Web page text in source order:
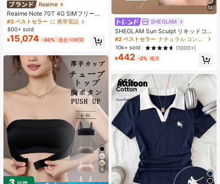
Realme
Realme Note 70T 4G SIMフリー携
帯電話 4GB+64GB/4GB+128GB/4G
B+256GB グローバル版 4G LTE、A
ndroid 15 スマートフォン、50MP AI
カメラ、90Hz ディスプレイ モバイ
ルフォン プラスライト、6000mAh
大容量バッテリー、15W 急速充電、
オクタコアチップセット、アダプタ
ーなし、ベトナムでSIMロック
#3 ベストセラー に 携帯電話
800+ sold
¥15,074 -30% 過去10時間
4
14
SHEGLAM
SHEGLAM Sun Sculpt リキッドコン
ター-Soft Tan ノーズシャドウ シェ
ーディング 女性と女の子のためのブ
ランドビューティーコスメメイクア
ップ
#2 ベストセラー
ナチュラル コントゥア＆ブロンザー
10k+ sold
(1000+)
¥442 -2% 概算